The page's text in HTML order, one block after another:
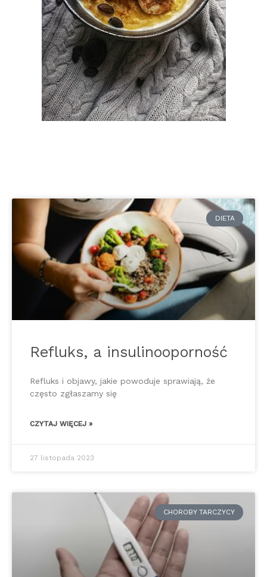
DIETA
Refluks, a insulinooporność
Refluks i objawy, jakie powoduje sprawiają, że
często zgłaszamy się
CZYTAJ WIĘCEJ »
27 listopada 2023
CHOROBY TARCZYCY